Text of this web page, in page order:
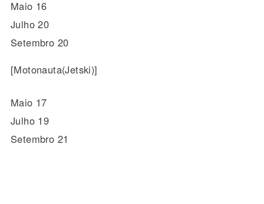
Maio 16
Julho 20
Setembro 20
[Motonauta(Jetski)]
Maio 17
Julho 19
Setembro 21